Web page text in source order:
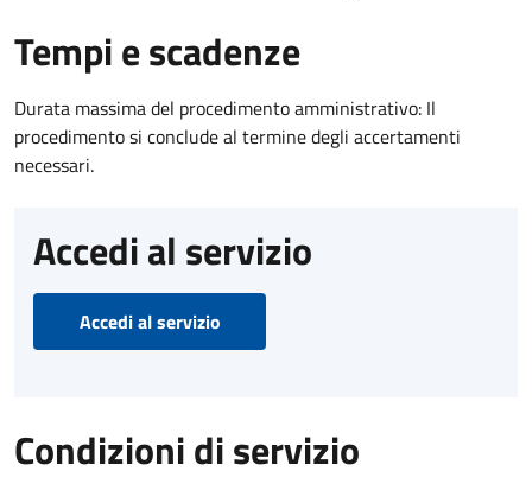
Tempi e scadenze
Durata massima del procedimento amministrativo: Il
procedimento si conclude al termine degli accertamenti
necessari.
Accedi al servizio
Accedi al servizio
Condizioni di servizio